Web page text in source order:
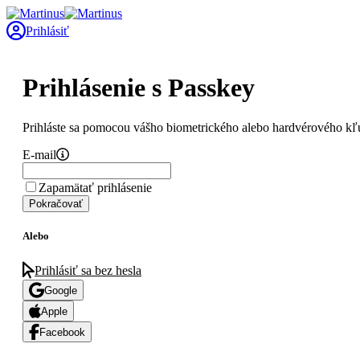
Prihlásiť
Prihlásenie s Passkey
Prihláste sa pomocou vášho biometrického alebo hardvérového
E-mail
Zapamätať prihlásenie
Pokračovať
Alebo
Prihlásiť sa bez hesla
Google
Apple
Facebook